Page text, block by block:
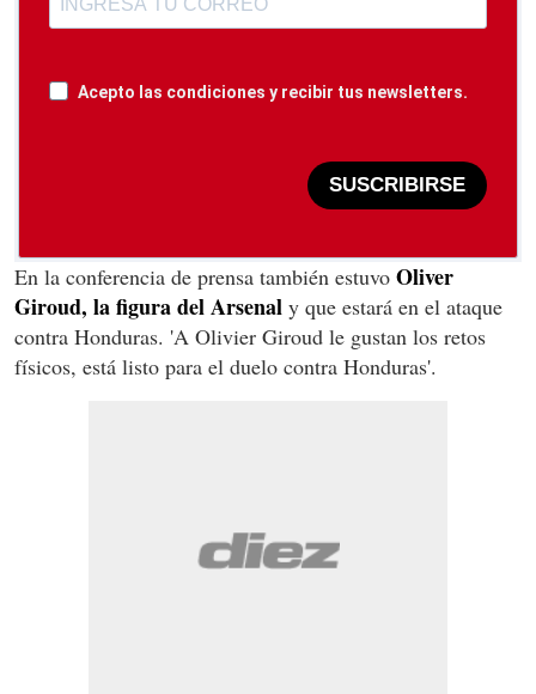
Acepto las condiciones y recibir tus newsletters.
SUSCRIBIRSE
En la conferencia de prensa también estuvo Oliver
Giroud, la figura del Arsenal y que estará en el ataque
contra Honduras. 'A Olivier Giroud le gustan los retos
físicos, está listo para el duelo contra Honduras'.